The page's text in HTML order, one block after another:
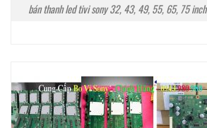
bán thanh led tivi sony 32, 43, 49, 55, 65, 75 inch